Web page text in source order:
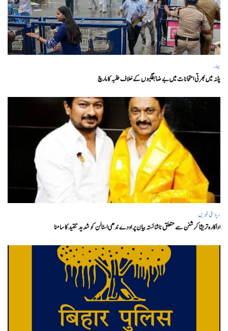
بہار
پٹنہ میں بھرتی امتحانات میں بے ضابطگیوں کے خلاف طلبہ کا مارچ
ریاستی خبریں
اداکارہ تریشا کرشنن سے متعلق ناشائستہ بیان پر اودے ندھی اسٹالن کو شدید تنقید کا سامنا